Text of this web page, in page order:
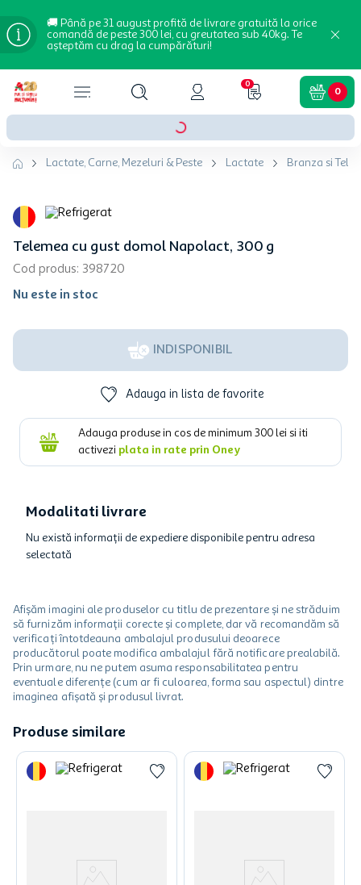
🚚 Până pe 31 august profită de livrare gratuită la orice
comandă de peste 300 lei, cu greutatea sub 40kg. Te
așteptăm cu drag la cumpărături!
0
0
Lactate, Carne, Mezeluri & Peste Lactate Branza si
Telemea cu gust domol Napolact, 300 g
Cod produs: 398720
Nu este in stoc
INDISPONIBIL
Adauga in lista de favorite
Adauga produse in cos de minimum 300 lei si iti
activezi plata in rate prin Oney
Modalitati livrare
Nu există informații de expediere disponibile pentru adresa
selectată
Afișăm imagini ale produselor cu titlu de prezentare și ne străduim
să furnizăm informații corecte și complete, dar vă recomandăm să
verificați întotdeauna ambalajul produsului deoarece
producătorul poate modifica ambalajul fără notificare prealabilă.
Prin urmare, nu ne putem asuma responsabilitatea pentru
eventuale diferențe (cum ar fi culoarea, forma sau aspectul) dintre
imaginea afișată și produsul livrat.
Produse similare